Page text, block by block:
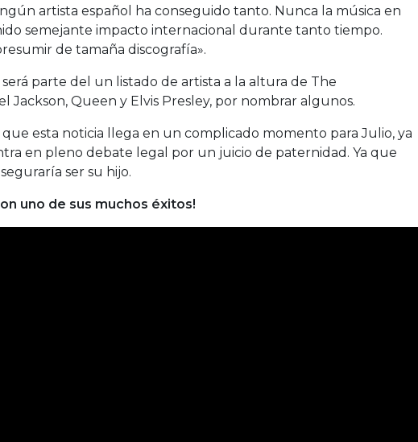
artista español ha conseguido tanto. Nunca la música en
semejante impacto internacional durante tanto tiempo.
de tamaña discografía».
será parte del un listado de artista a la altura de The
Jackson, Queen y Elvis Presley, por nombrar algunos.
esta noticia llega en un complicado momento para Julio, ya
en pleno debate legal por un juicio de paternidad. Ya que
ser su hijo.
uno de sus muchos éxitos!